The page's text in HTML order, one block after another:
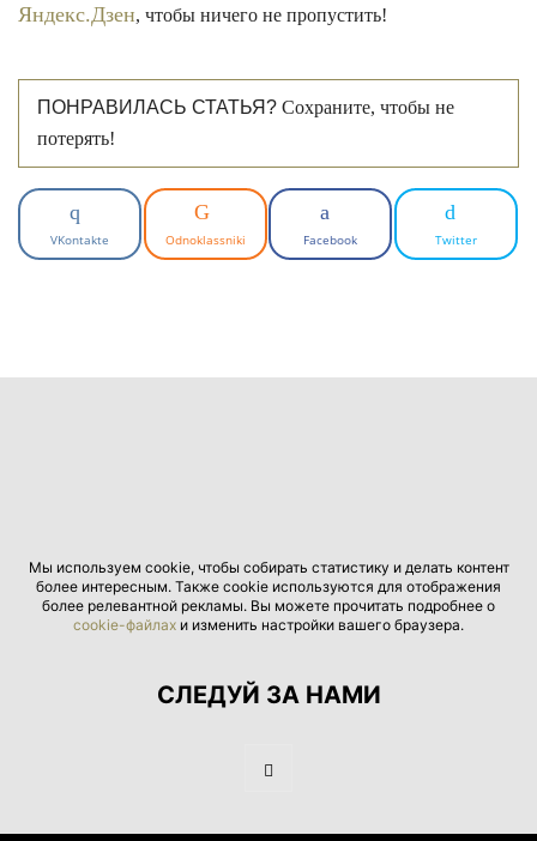
Яндекс.Дзен, чтобы ничего не пропустить!
ПОНРАВИЛАСЬ СТАТЬЯ? Сохраните, чтобы не
потерять!
VKontakte Odnoklassniki Facebook Twitter
Мы используем cookie, чтобы собирать статистику и делать контент
более интересным. Также cookie используются для отображения
более релевантной рекламы. Вы можете прочитать подробнее о
cookie-файлах и изменить настройки вашего браузера.
СЛЕДУЙ ЗА НАМИ